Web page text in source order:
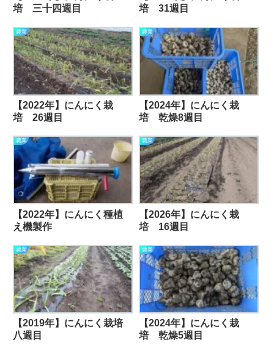
培 三十四週目
培 31週目
農業
【2022年】にんにく栽
培 26週目
農業
【2024年】にんにく栽
培 乾燥8週目
農業
【2022年】にんにく種植
え機製作
農業
【2026年】にんにく栽
培 16週目
農業
【2019年】にんにく栽培
八週目
農業
【2024年】にんにく栽
培 乾燥5週目